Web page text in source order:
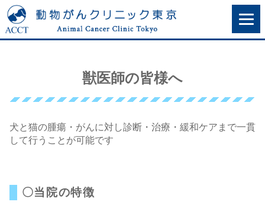
獣医師の皆様へ
犬と猫の腫瘍・がんに対し診断・治療・緩和ケアまで一貫
して行うことが可能です
〇当院の特徴